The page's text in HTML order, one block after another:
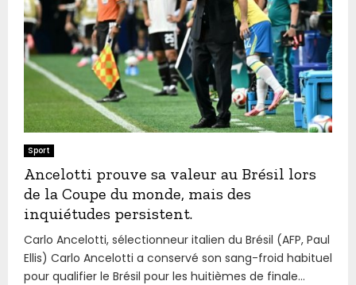
Sport
Ancelotti prouve sa valeur au Brésil lors
de la Coupe du monde, mais des
inquiétudes persistent.
Carlo Ancelotti, sélectionneur italien du Brésil (AFP, Paul
Ellis) Carlo Ancelotti a conservé son sang-froid habituel
pour qualifier le Brésil pour les huitièmes de finale...